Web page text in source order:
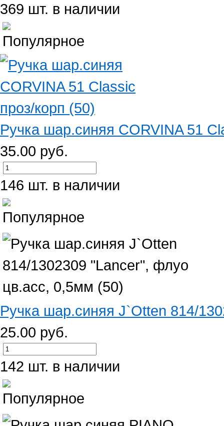
369 шт. в наличии
Ручка шар.синяя CORVINA 51
35.00 руб.
146 шт. в наличии
Ручка шар.синяя J`Otten 814/
25.00 руб.
142 шт. в наличии